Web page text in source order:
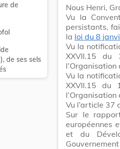
de
de ses sels
Nous Henri,
Vu la
persistants,
la loi du 8
Vu la
XXVII.15 du
l’Organisation
Vu la
XXVII.15 du
l’Organisation
Vu l’article 37
Sur le
européennes
et du